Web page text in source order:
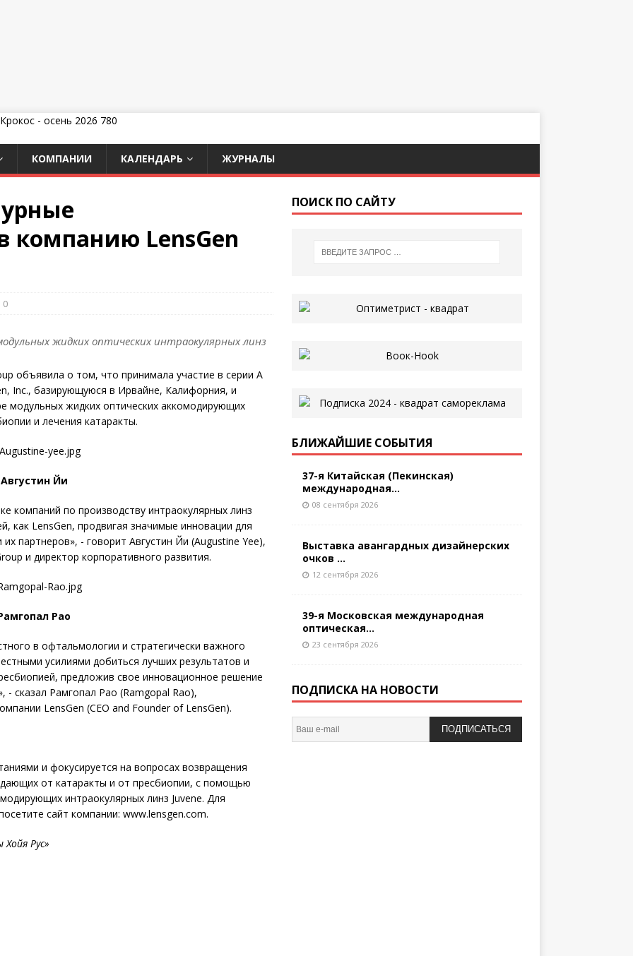
КОМПАНИИ КАЛЕНДАРЬ ЖУРНАЛЫ
компанию LensGen
0
жидких оптических интраокулярных линз
объявила о том, что принимала участие в серии А
Inc., базирующуюся в Ирвайне, Калифорния, и
модульных жидких оптических аккомодирующих
и лечения катаракты.
Августин Йи
компаний по производству интраокулярных линз
как LensGen, продвигая значимые инновации для
партнеров», - говорит Августин Йи (Augustine Yee),
и директор корпоративного развития.
Раo
в офтальмологии и стратегически важного
усилиями добиться лучших результатов и
предложив свое инновационное решение
сказал Рамгопал Рао (Ramgopal Rao),
LensGen (CEO and Founder of LensGen).
и фокусируется на вопросах возвращения
от катаракты и от пресбиопии, с помощью
интраокулярных линз Juvene. Для
сайт компании: www.lensgen.com.
Рус»
ПОИСК ПО САЙТУ
БЛИЖАЙШИЕ СОБЫТИЯ
37-я Китайская (Пекинская)
международная...
08 сентября 2026
Выставка авангардных дизайнерских
очков ...
12 сентября 2026
39-я Московская международная
оптическая...
23 сентября 2026
ПОДПИСКА НА НОВОСТИ
ПОДПИСАТЬСЯ